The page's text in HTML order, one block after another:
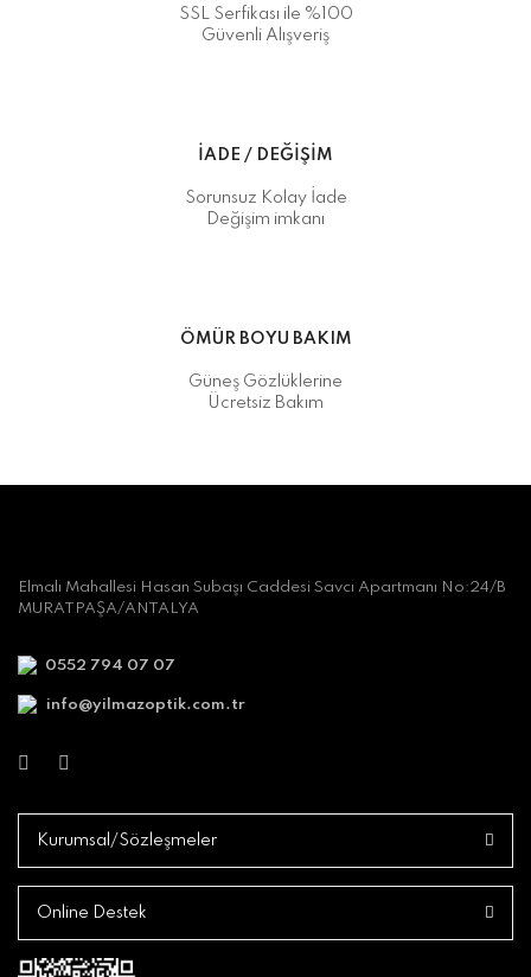
SSL Serfikası ile %100
Güvenli Alışveriş
İADE / DEĞİŞİM
Sorunsuz Kolay İade
Değişim imkanı
ÖMÜR BOYU BAKIM
Güneş Gözlüklerine
Ücretsiz Bakım
Elmalı Mahallesi Hasan Subaşı Caddesi Savcı Apartmanı No:24/B
MURATPAŞA/ANTALYA
0552 794 07 07
info@yilmazoptik.com.tr
Kurumsal/Sözleşmeler
Online Destek